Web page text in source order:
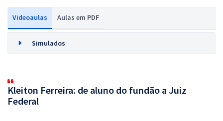
Videoaulas Aulas em PDF
Simulados
Kleiton Ferreira: de aluno do fundão a Juiz
Federal